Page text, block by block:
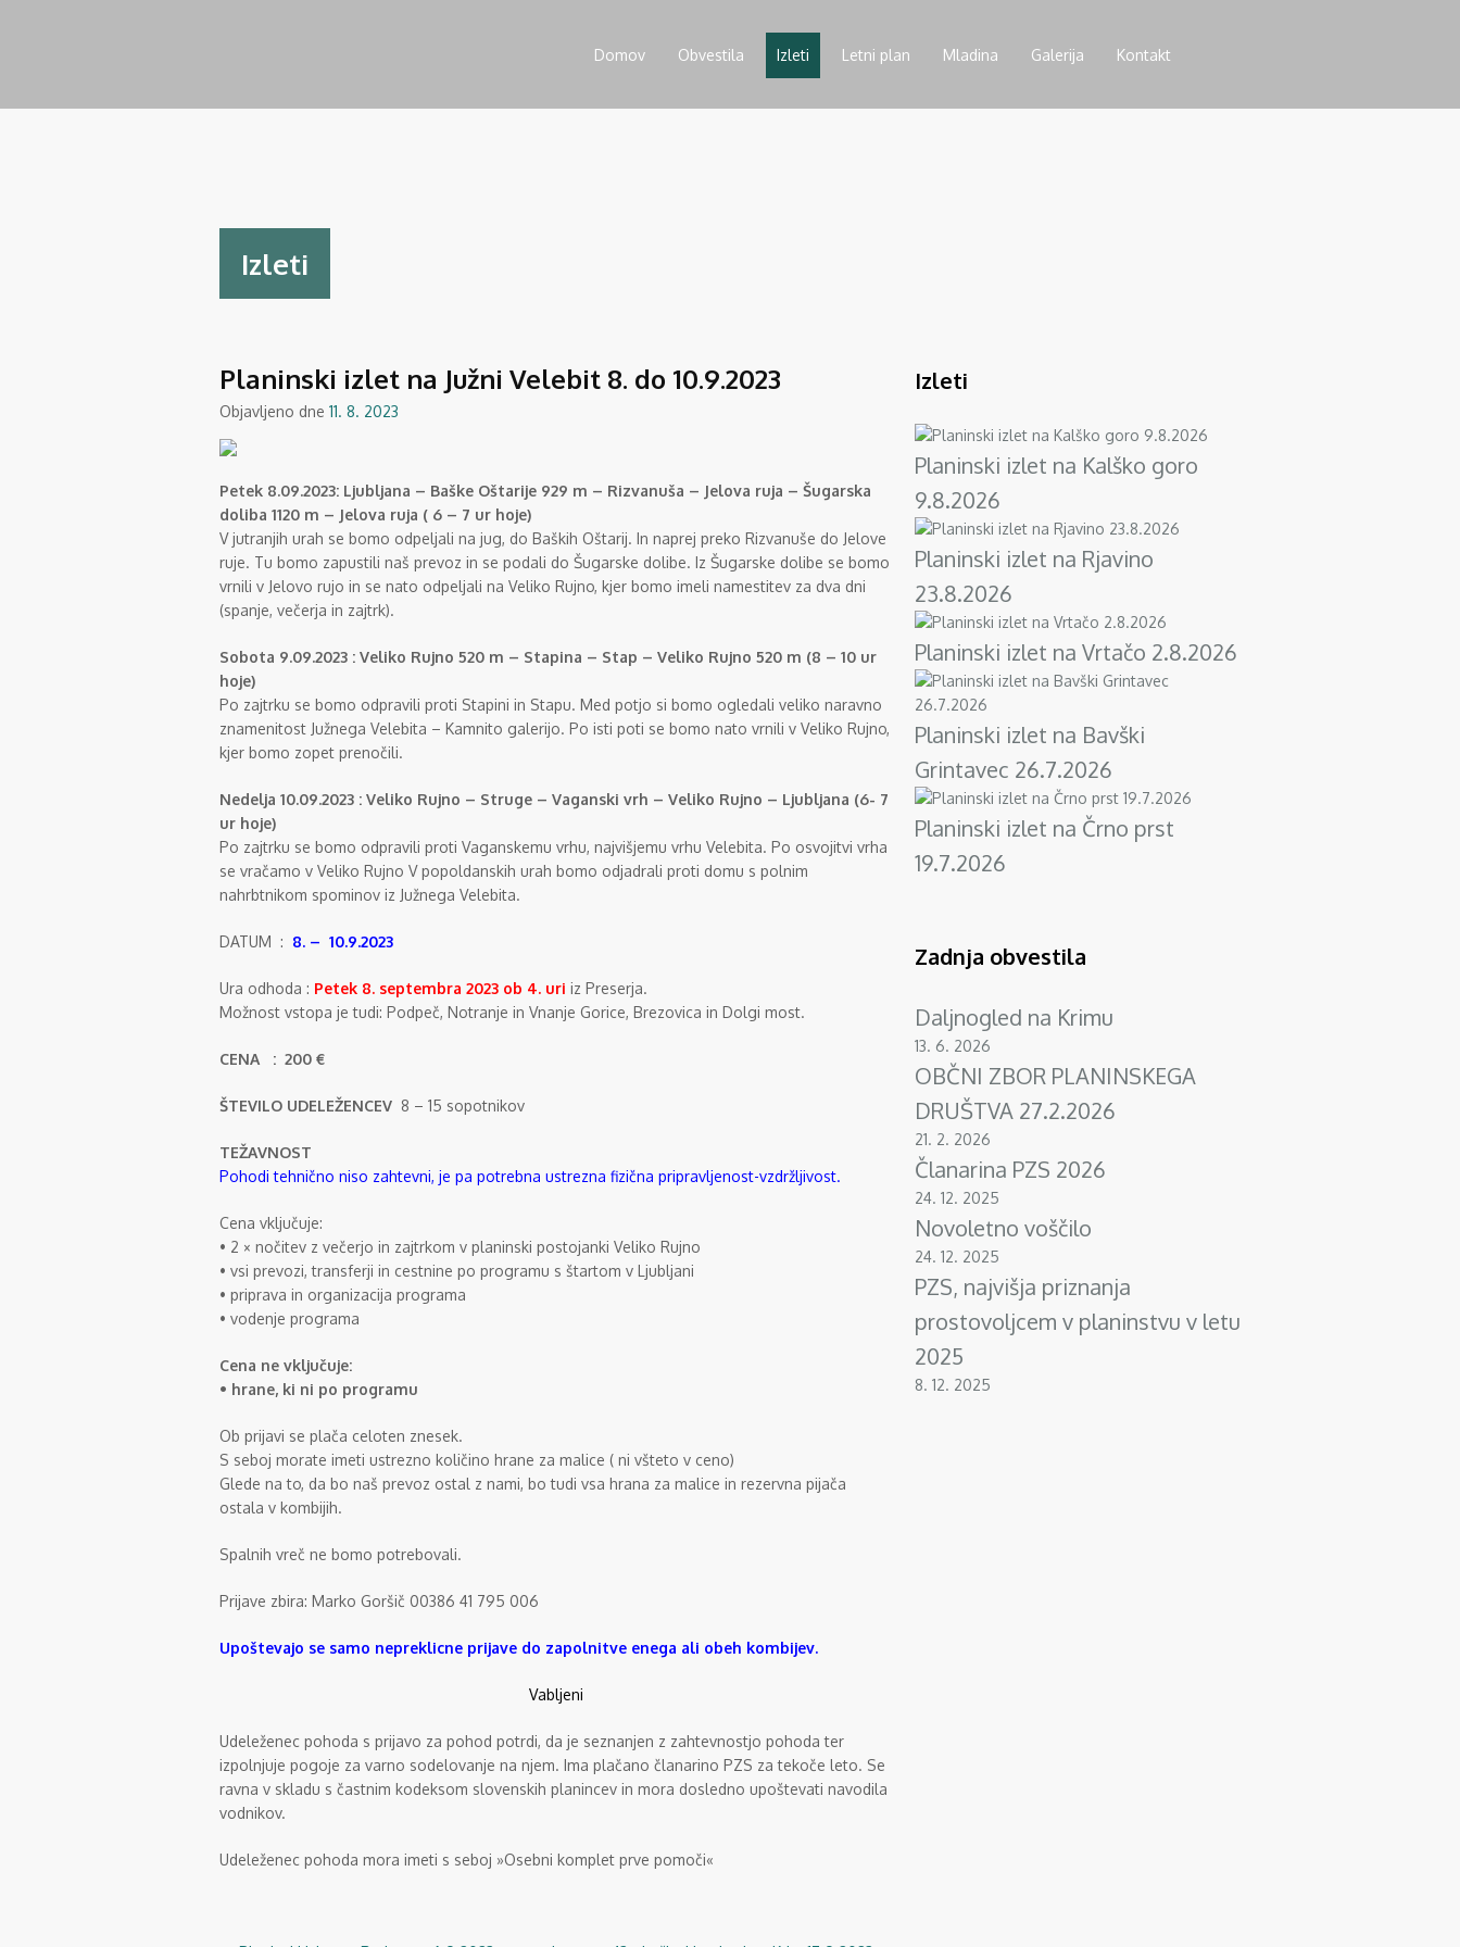
Domov Obvestila Izleti Letni plan Mladina Galerija Kontakt
Izleti
Planinski izlet na Južni Velebit 8. do 10.9.2023
Objavljeno dne 11. 8. 2023
Petek 8.09.2023: Ljubljana – Baške Oštarije 929 m – Rizvanuša – Jelova ruja – Šugarska
doliba 1120 m – Jelova ruja ( 6 – 7 ur hoje)
V jutranjih urah se bomo odpeljali na jug, do Baških Oštarij. In naprej preko Rizvanuše do Jelove
ruje. Tu bomo zapustili naš prevoz in se podali do Šugarske dolibe. Iz Šugarske dolibe se bomo
vrnili v Jelovo rujo in se nato odpeljali na Veliko Rujno, kjer bomo imeli namestitev za dva dni
(spanje, večerja in zajtrk).
Sobota 9.09.2023 : Veliko Rujno 520 m – Stapina – Stap – Veliko Rujno 520 m (8 – 10 ur
hoje)
Po zajtrku se bomo odpravili proti Stapini in Stapu. Med potjo si bomo ogledali veliko naravno
znamenitost Južnega Velebita – Kamnito galerijo. Po isti poti se bomo nato vrnili v Veliko Rujno,
kjer bomo zopet prenočili.
Nedelja 10.09.2023 : Veliko Rujno – Struge – Vaganski vrh – Veliko Rujno – Ljubljana (6- 7
ur hoje)
Po zajtrku se bomo odpravili proti Vaganskemu vrhu, najvišjemu vrhu Velebita. Po osvojitvi vrha
se vračamo v Veliko Rujno V popoldanskih urah bomo odjadrali proti domu s polnim
nahrbtnikom spominov iz Južnega Velebita.
DATUM : 8. – 10.9.2023
Ura odhoda : Petek 8. septembra 2023 ob 4. uri iz Preserja.
Možnost vstopa je tudi: Podpeč, Notranje in Vnanje Gorice, Brezovica in Dolgi most.
CENA : 200 €
ŠTEVILO UDELEŽENCEV 8 – 15 sopotnikov
TEŽAVNOST
Pohodi tehnično niso zahtevni, je pa potrebna ustrezna fizična pripravljenost-vzdržljivost.
Cena vključuje:
• 2 × nočitev z večerjo in zajtrkom v planinski postojanki Veliko Rujno
• vsi prevozi, transferji in cestnine po programu s štartom v Ljubljani
• priprava in organizacija programa
• vodenje programa
Cena ne vključuje:
• hrane, ki ni po programu
Ob prijavi se plača celoten znesek.
S seboj morate imeti ustrezno količino hrane za malice ( ni všteto v ceno)
Glede na to, da bo naš prevoz ostal z nami, bo tudi vsa hrana za malice in rezervna pijača
ostala v kombijih.
Spalnih vreč ne bomo potrebovali.
Prijave zbira: Marko Goršič 00386 41 795 006
Upoštevajo se samo nepreklicne prijave do zapolnitve enega ali obeh kombijev.
Vabljeni
Udeleženec pohoda s prijavo za pohod potrdi, da je seznanjen z zahtevnostjo pohoda ter
izpolnjuje pogoje za varno sodelovanje na njem. Ima plačano članarino PZS za tekoče leto. Se
ravna v skladu s častnim kodeksom slovenskih planincev in mora dosledno upoštevati navodila
vodnikov.
Udeleženec pohoda mora imeti s seboj »Osebni komplet prve pomoči«
Izleti
Planinski izlet na Kalško goro
9.8.2026
Planinski izlet na Rjavino
23.8.2026
Planinski izlet na Vrtačo 2.8.2026
Planinski izlet na Bavški
Grintavec 26.7.2026
Planinski izlet na Črno prst
19.7.2026
Zadnja obvestila
Daljnogled na Krimu
13. 6. 2026
OBČNI ZBOR PLANINSKEGA
DRUŠTVA 27.2.2026
21. 2. 2026
Članarina PZS 2026
24. 12. 2025
Novoletno voščilo
24. 12. 2025
PZS, najvišja priznanja
prostovoljcem v planinstvu v letu
2025
8. 12. 2025